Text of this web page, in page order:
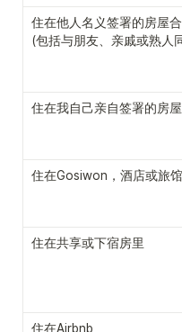
住在他人名义签署的房屋
(包括与朋友、亲戚或熟人
住在我自己亲自签署的房
住在Gosiwon，酒店或旅馆
住在共享或下宿房里
住在Airbnb